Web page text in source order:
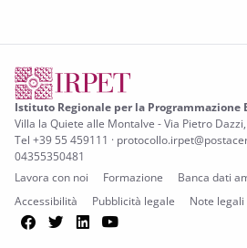
Istituto Regionale per la Programmazione
Villa la Quiete alle Montalve - Via Pietro
Tel +39 55 459111 ·
04355350481
Lavora con noi
Formazione
Banca dati
Accessibilità
Pubblicità legale Note legali
Facebook
TwitterLinkedIn